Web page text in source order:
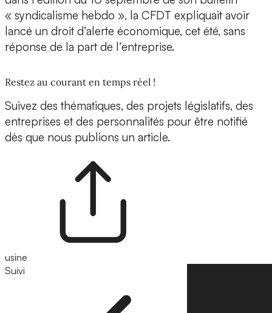
« syndicalisme hebdo », la CFDT expliquait avoir
lancé un droit d’alerte économique, cet été, sans
réponse de la part de l’entreprise.
Restez au courant en temps réel !
Suivez des thématiques, des projets législatifs, des
entreprises et des personnalités pour être notifié
dès que nous publions un article.
usine
Suivi